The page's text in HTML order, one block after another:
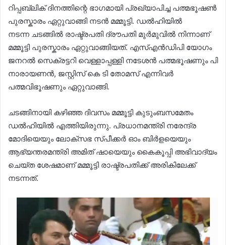
റിപ്പബ്ലിക് ദിനത്തിന്റെ ഭാഗമായി പ്രഖ്യാപിച്ച പത്മഭൂഷൺ
പുരസ്കാരം ഏറ്റുവാങ്ങി നടൻ മമ്മൂട്ടി. ഡൽഹിയിൽ
നടന്ന ചടങ്ങിൽ രാഷ്ട്രപതി ദ്രൗപതി മുർമുവിൽ നിന്നാണ്
മമ്മൂട്ടി പുരസ്കാരം ഏറ്റുവാങ്ങിയത്. എസ്എൻഡിപി യോഗം
ജനറൽ സെക്രട്ടറി വെള്ളാപ്പള്ളി നടേശൻ പത്മഭൂഷണും പി
നാരായണൻ, ജസ്റ്റിസ് കെ ടി തോമസ് എന്നിവർ
പത്മവിഭൂഷണും ഏറ്റുവാങ്ങി.
ചടങ്ങിനായി കഴിഞ്ഞ ദിവസം മമ്മൂട്ടി കുടുംബസമേതം
ഡൽഹിയിൽ എത്തിയിരുന്നു. പ്രധാനമന്ത്രി നരേന്ദ്ര
മോദിയെയും ലോക്‌സഭ സ്പീക്കർ ഓം ബിർളയെയും
ആഭ്യന്തരമന്ത്രി അമിത് ഷായെയും കൈകൂപ്പി അഭിവാദ്യം
ചെയ്ത ശേഷമാണ് മമ്മൂട്ടി രാഷ്ട്രപതിക്ക് അരികിലേക്ക്
നടന്നത്.